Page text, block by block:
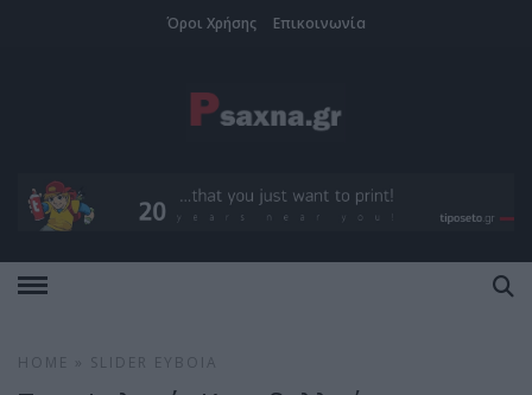
Όροι Χρήσης Επικοινωνία
HOME SLIDER ΕΎΒΟΙΑ